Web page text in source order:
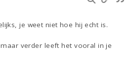
je weet niet hoe hij echt is.
verder leeft het vooral in je